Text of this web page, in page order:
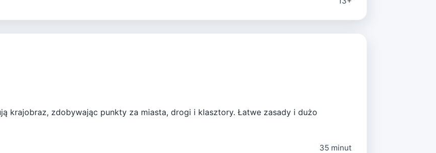
krajobraz, zdobywając punkty za miasta, drogi i klasztory. Łatwe zasady i dużo
35 minut